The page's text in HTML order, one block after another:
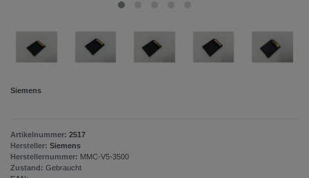
Siemens
Artikelnummer: 2517
Hersteller: Siemens
Herstellernummer: MMC-V5-3500
Zustand: Gebraucht